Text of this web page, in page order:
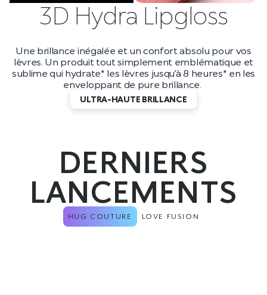
3D Hydra Lipgloss
Une brillance inégalée et un confort absolu pour vos
lèvres. Un produit tout simplement emblématique et
sublime qui hydrate* les lèvres jusqu’à 8 heures* en les
enveloppant de pure brillance.
ULTRA-HAUTE BRILLANCE
DERNIERS
LANCEMENTS
HUG COUTURE LOVE FUSION